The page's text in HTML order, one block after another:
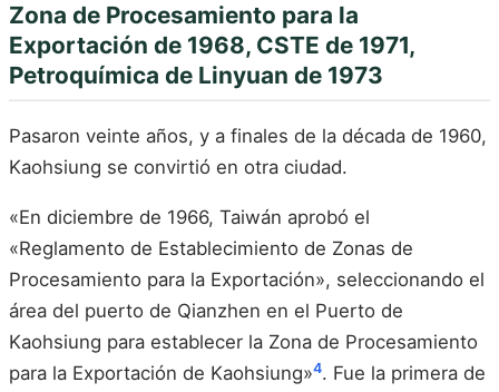
Zona de Procesamiento para la
Exportación de 1968, CSTE de 1971,
Petroquímica de Linyuan de 1973
Pasaron veinte años, y a finales de la década de 1960,
Kaohsiung se convirtió en otra ciudad.
«En diciembre de 1966, Taiwán aprobó el
«Reglamento de Establecimiento de Zonas de
Procesamiento para la Exportación», seleccionando el
área del puerto de Qianzhen en el Puerto de
Kaohsiung para establecer la Zona de Procesamiento
para la Exportación de Kaohsiung»4. Fue la primera de